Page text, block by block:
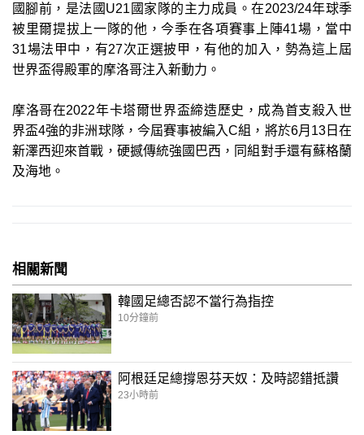
國腳前，是法國U21國家隊的主力成員。在2023/24年球季
被里爾提拔上一隊的他，今季在各項賽事上陣41場，當中
31場法甲中，有27次正選披甲，有他的加入，勢為這上屆
世界盃得殿軍的摩洛哥注入新動力。
摩洛哥在2022年卡塔爾世界盃締造歷史，成為首支殺入世
界盃4強的非洲球隊，今屆賽事被編入C組，將於6月13日在
新澤西迎來首戰，硬撼傳統強國巴西，同組對手還有蘇格蘭
及海地。
相關新聞
韓國足總否認不當行為指控
10分鐘前
阿根廷足總撐恩芬天奴：及時認錯抵讚
23小時前